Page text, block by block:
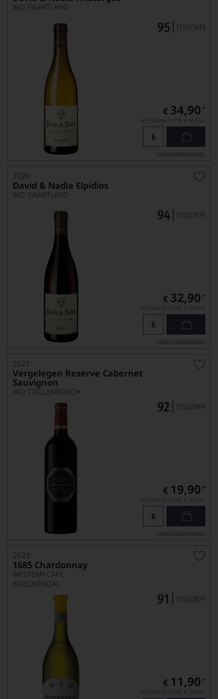
WO SWARTLAND
€ 34,90 *
pro Flasche (0.75l), € 46,53/L
Lebensmittel­angaben
2020
David & Nadia Elpidios
WO SWARTLAND
€ 32,90 *
pro Flasche (0.75l), € 43,87/L
Lebensmittel­angaben
2021
Vergelegen Reserve Cabernet
Sauvignon
WO STELLENBOSCH
€ 19,90 *
pro Flasche (0.75l), € 26,53/L
Lebensmittel­angaben
2023
1685 Chardonnay
WESTERN CAPE
BOSCHENDAL
€ 11,90 *
pro Flasche (0.75l), € 15,87/L